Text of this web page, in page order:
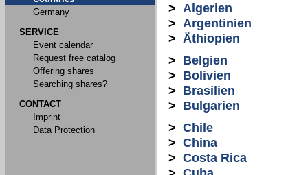
Germany
SERVICE
Event calendar
Request free catalog
Offering shares
Searching shares?
CONTACT
Imprint
Data Protection
> Algerien
> Argentinien
> Äthiopien
> Belgien
> Bolivien
> Brasilien
> Bulgarien
> Chile
> China
> Costa Rica